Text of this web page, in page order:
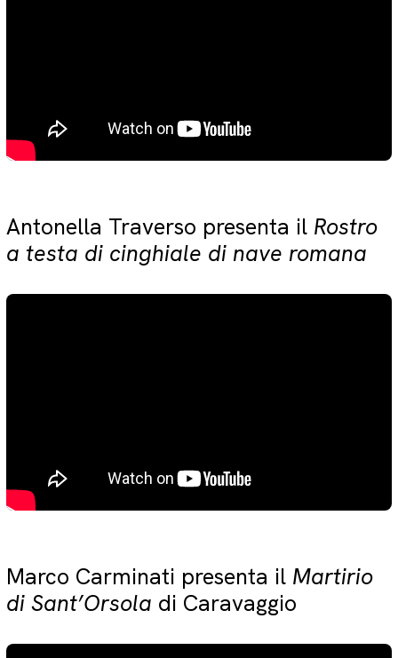
Antonella Traverso presenta il Rostro
a testa di cinghiale di nave romana
Marco Carminati presenta il Martirio
di Sant’Orsola di Caravaggio